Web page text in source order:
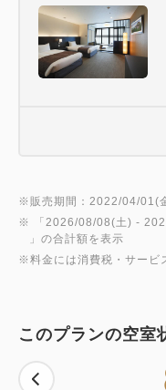
※販売期間：2022/04/01(
※ 「 2026/08/08(土) -
」の合計額を表示
※料金には消費税・サービ
このプランの空室